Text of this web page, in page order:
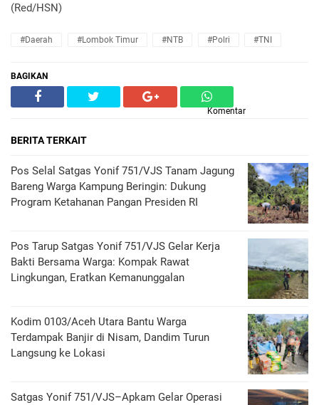
(Red/HSN)
#Daerah #Lombok Timur #NTB #Polri #TNI
BAGIKAN
Komentar
BERITA TERKAIT
Pos Selal Satgas Yonif 751/VJS Tanam Jagung
Bareng Warga Kampung Beringin: Dukung
Program Ketahanan Pangan Presiden RI
Pos Tarup Satgas Yonif 751/VJS Gelar Kerja
Bakti Bersama Warga: Kompak Rawat
Lingkungan, Eratkan Kemanunggalan
Kodim 0103/Aceh Utara Bantu Warga
Terdampak Banjir di Nisam, Dandim Turun
Langsung ke Lokasi
Satgas Yonif 751/VJS–Apkam Gelar Operasi